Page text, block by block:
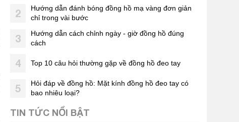
2
Hướng dẫn đánh bóng đồng hồ mạ vàng đơn giản
chỉ trong vài bước
3
Hướng dẫn cách chỉnh ngày - giờ đồng hồ đúng
cách
4 Top 10 câu hỏi thường gặp về đồng hồ đeo tay
5
Hỏi đáp về đồng hồ: Mặt kính đồng hồ đeo tay có
bao nhiêu loại?
TIN TỨC NỔI BẬT